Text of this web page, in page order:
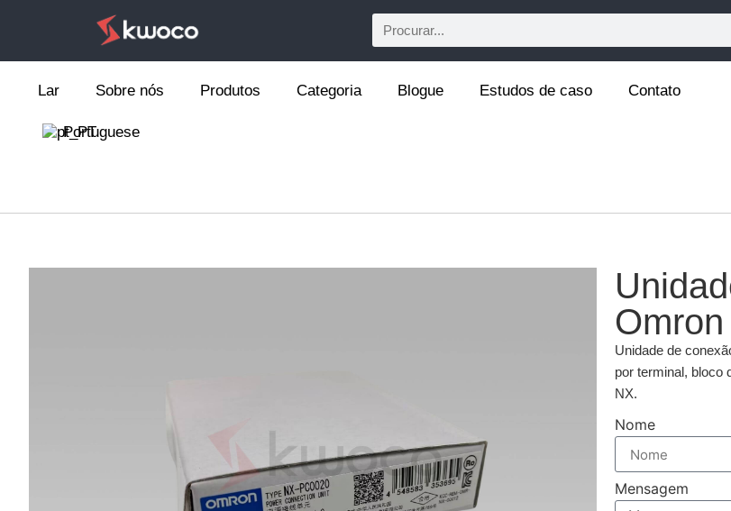
Lar Sobre nós Produtos Categoria Blogue Estudos de caso Contato
Portuguese
Unidade de
por terminal, bloco
NX.
Nome
Mensagem